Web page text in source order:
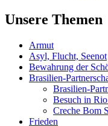
Unsere Themen
Armut
Asyl, Flucht, Seenot
Bewahrung der
Brasilien-
Brasilien-
Besuch in
Creche Bom
Frieden